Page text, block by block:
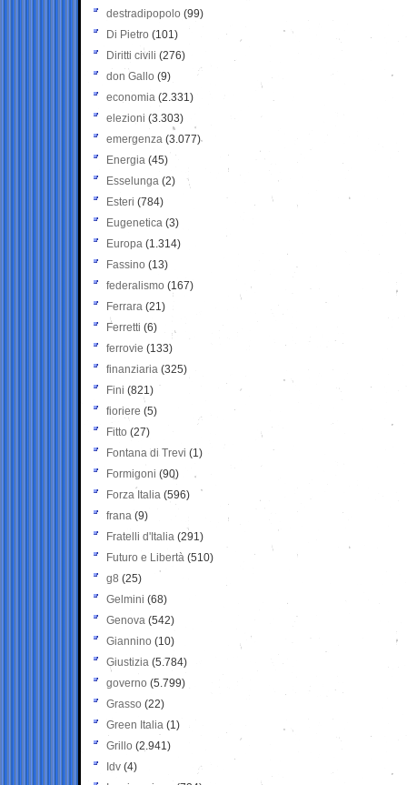
destradipopolo (99)
Di Pietro (101)
Diritti civili (276)
don Gallo (9)
economia (2.331)
elezioni (3.303)
emergenza (3.077)
Energia (45)
Esselunga (2)
Esteri (784)
Eugenetica (3)
Europa (1.314)
Fassino (13)
federalismo (167)
Ferrara (21)
Ferretti (6)
ferrovie (133)
finanziaria (325)
Fini (821)
fioriere (5)
Fitto (27)
Fontana di Trevi (1)
Formigoni (90)
Forza Italia (596)
frana (9)
Fratelli d'Italia (291)
Futuro e Libertà (510)
g8 (25)
Gelmini (68)
Genova (542)
Giannino (10)
Giustizia (5.784)
governo (5.799)
Grasso (22)
Green Italia (1)
Grillo (2.941)
Idv (4)